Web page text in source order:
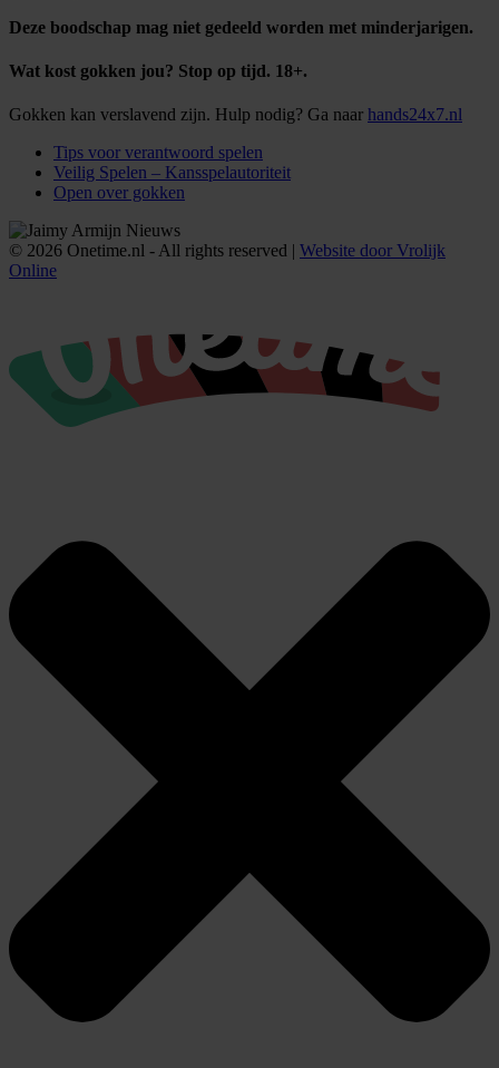
Deze boodschap mag niet gedeeld worden met minderjarigen.
Wat kost gokken jou? Stop op tijd. 18+.
Gokken kan verslavend zijn. Hulp nodig? Ga naar hands24x7.nl
Tips voor verantwoord spelen
Veilig Spelen – Kansspelautoriteit
Open over gokken
© 2026 Onetime.nl - All rights reserved | Website door Vrolijk
Online